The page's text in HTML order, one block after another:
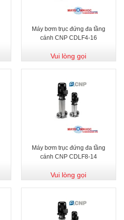
Máy bơm trục đứng đa tầng
cánh CNP CDLF4-16
Vui lòng gọi
Máy bơm trục đứng đa tầng
cánh CNP CDLF8-14
Vui lòng gọi